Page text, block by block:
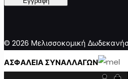
© 2026 Μελισσοκομική
ΑΣΦΑΛΕΙΑ ΣΥΝΑΛΛΑΓΩΝ